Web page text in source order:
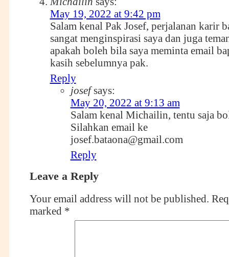
May 19, 2022 at 9:42 pm
Salam kenal Pak Josef, perjalanan karir
sangat menginspirasi saya dan juga
apakah boleh bila saya meminta email
kasih sebelumnya pak.
Reply
josef says:
May 20, 2022 at 9:13 am
Salam kenal Michailin, tentu saja
Silahkan email ke
josef.bataona@gmail.com
Reply
Leave a Reply
Your email address will not be published.
marked *